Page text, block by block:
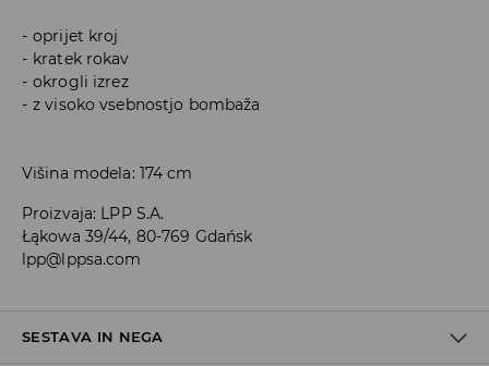
oprijet kroj
kratek rokav
okrogli izrez
z visoko vsebnostjo bombaža
Višina modela: 174 cm
Proizvaja: LPP S.A.
Łąkowa 39/44, 80-769 Gdańsk
lpp@lppsa.com
SESTAVA IN NEGA